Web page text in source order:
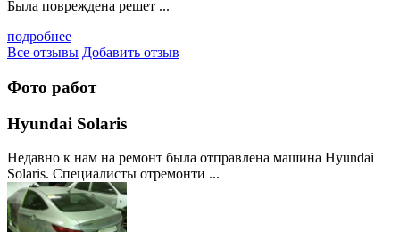
Была повреждена решет ...
подробнее
Все отзывы Добавить отзыв
Фото работ
Hyundai Solaris
Недавно к нам на ремонт была отправлена машина Hyundai
Solaris. Специалисты отремонти ...